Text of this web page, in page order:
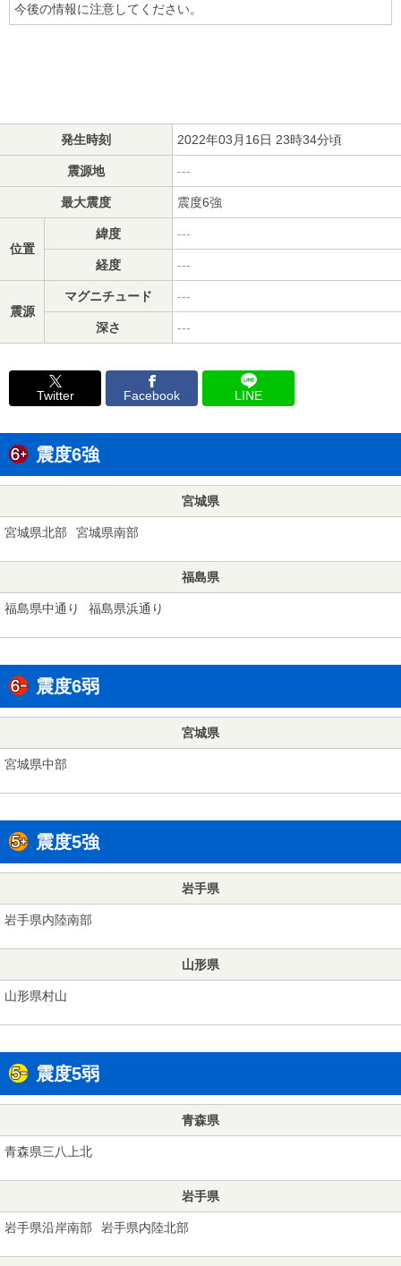
今後の情報に注意してください。
発生時刻 2022年03月16日 23時34分頃
震源地 ---
最大震度 震度6強
位置
緯度 ---
経度 ---
震源
マグニチュード ---
深さ ---
Twitter Facebook LINE
震度6強
宮城県
宮城県北部 宮城県南部
福島県
福島県中通り 福島県浜通り
震度6弱
宮城県
宮城県中部
震度5強
岩手県
岩手県内陸南部
山形県
山形県村山
震度5弱
青森県
青森県三八上北
岩手県
岩手県沿岸南部 岩手県内陸北部